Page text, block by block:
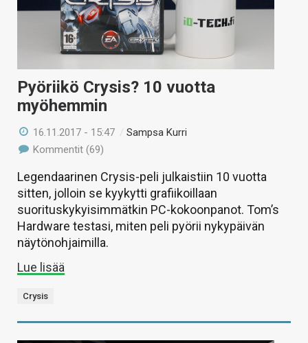
Pyöriikö Crysis? 10 vuotta
myöhemmin
16.11.2017 - 15:47 /Sampsa Kurri
Kommentit (69)
Legendaarinen Crysis-peli julkaistiin 10 vuotta
sitten, jolloin se kyykytti grafiikoillaan
suorituskykyisimmätkin PC-kokoonpanot. Tom’s
Hardware testasi, miten peli pyörii nykypäivän
näytönohjaimilla.
Lue lisää
Crysis